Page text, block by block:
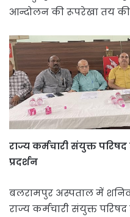
आन्दोलन की रूपरेखा तय की
राज्य कर्मचारी संयुक्त
प्रदर्शन
बलरामपुर अस्पताल में
राज्य कर्मचारी संयुक्त परिषद